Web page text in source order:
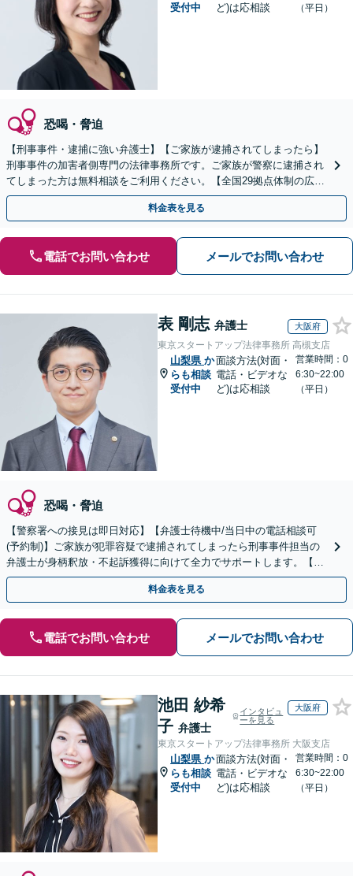
受付中
ど)は応相談
（平日）
恐喝・脅迫
【刑事事件・逮捕に強い弁護士】【ご家族が逮捕されてしまったら】
刑事事件の加害者側専門の法律事務所です。ご家族が警察に逮捕され
てしまった方は無料相談をご利用ください。【全国29拠点体制の広域
対応】【弁護士待機中/当日中の電話相談可(予約制)】
料金表を見る
電話でお問い合わせ メールでお問い合わせ
表 剛志 弁護士 大阪府
東京スタートアップ法律事務所 高槻支店
山梨県 か
らも相談
受付中
面談方法(対面・
電話・ビデオな
ど)は応相談
営業時間：0
6:30~22:00
（平日）
恐喝・脅迫
【警察署への接見は即日対応】【弁護士待機中/当日中の電話相談可
(予約制)】ご家族が犯罪容疑で逮捕されてしまったら刑事事件担当の
弁護士が身柄釈放・不起訴獲得に向けて全力でサポートします。【毎
月100名以上の相談実績】【全国対応】
料金表を見る
電話でお問い合わせ メールでお問い合わせ
池田 紗希
子 弁護士
インタビュ
ーを見る
大阪府
東京スタートアップ法律事務所 大阪支店
山梨県 か
らも相談
受付中
面談方法(対面・
電話・ビデオな
ど)は応相談
営業時間：0
6:30~22:00
（平日）